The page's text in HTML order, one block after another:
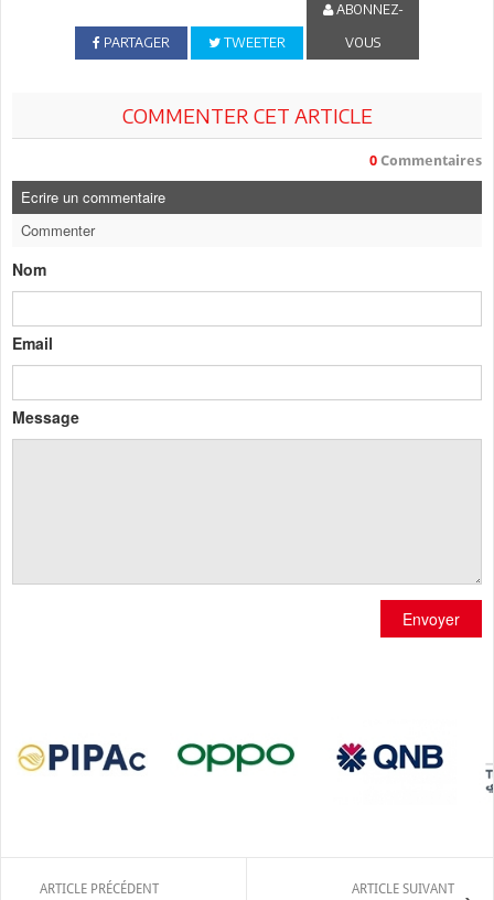
PARTAGER TWEETER
ABONNEZ-
VOUS
COMMENTER CET ARTICLE
0 Commentaires
Ecrire un commentaire
Commenter
Nom
Email
Message
Envoyer
ARTICLE PRÉCÉDENT ARTICLE SUIVANT